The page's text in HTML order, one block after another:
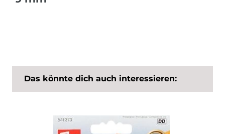
Das könnte dich auch interessieren: